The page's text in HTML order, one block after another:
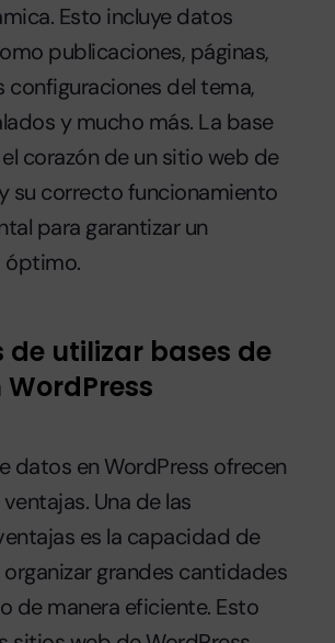
Esto incluye datos
publicaciones, páginas,
configuraciones del tema,
y mucho más. La base
corazón de un sitio web de
su correcto funcionamiento
para garantizar un
óptimo.
de utilizar bases de
datos en WordPress ofrecen
Una de las
es la capacidad de
grandes cantidades
de manera eficiente. Esto